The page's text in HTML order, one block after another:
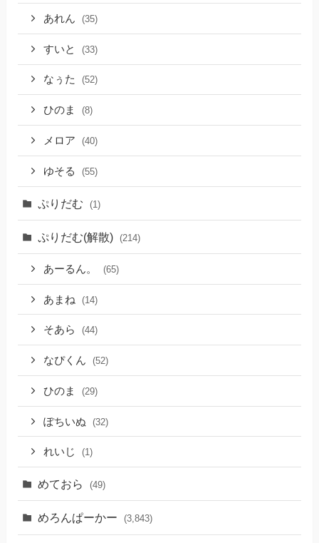
あれん (35)
すいと (33)
なぅた (52)
ひのま (8)
メロア (40)
ゆそる (55)
ぷりだむ (1)
ぷりだむ(解散) (214)
あーるん。 (65)
あまね (14)
そあら (44)
なぴくん (52)
ひのま (29)
ぽちいぬ (32)
れいじ (1)
めておら (49)
めろんぱーかー (3,843)